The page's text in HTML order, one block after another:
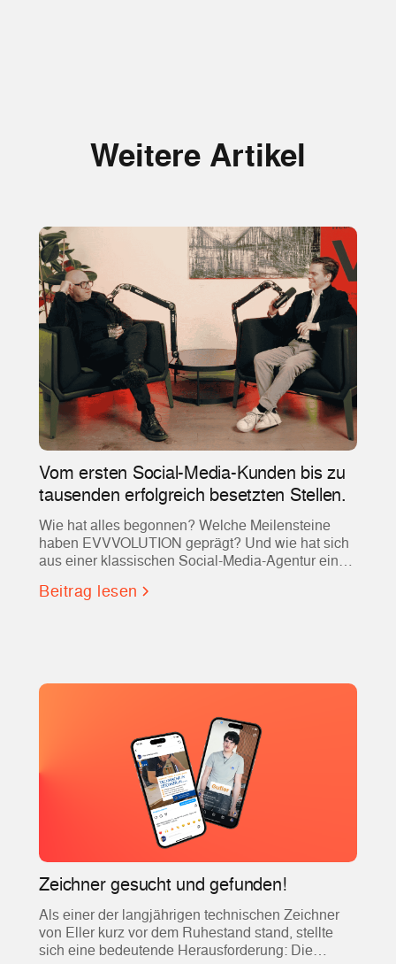
Weitere Artikel
Vom ersten Social-Media-Kunden bis zu
tausenden erfolgreich besetzten Stellen.
Wie hat alles begonnen? Welche Meilensteine
haben EVVVOLUTION geprägt? Und wie hat sich
aus einer klassischen Social-Media-Agentur einer
Employer Branding entwickelt?
Beitrag lesen
Zeichner gesucht und gefunden!
Als einer der langjährigen technischen Zeichner
von Eller kurz vor dem Ruhestand stand, stellte
sich eine bedeutende Herausforderung: Die